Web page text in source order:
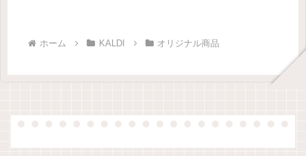
ホーム KALDI オリジナル商品